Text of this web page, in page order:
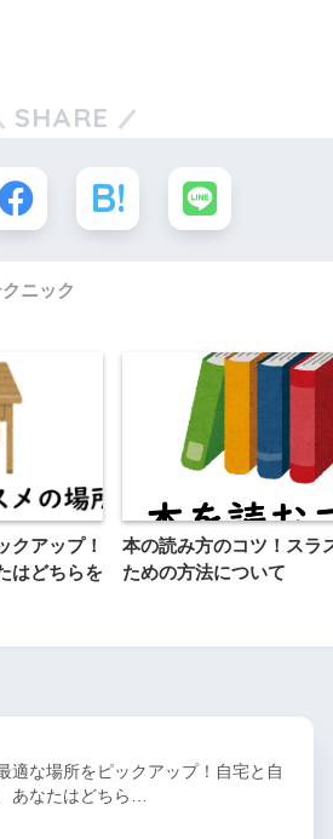
SHARE
ニック
クアップ！
はどちらを
本の読み方のコツ！スラ
ための方法について
適な場所をピックアップ！自宅と自
あなたはどちら…